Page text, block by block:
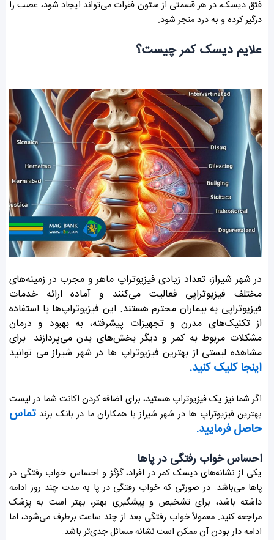
فتق دیسک، در هر قسمتی از ستون فقرات می‌تواند ایجاد شود، عصب را
درگیر کرده و به درد منجر شود.
علایم دیسک کمر چیست؟
در شهر شیراز، تعداد زیادی فیزیوتراپ ماهر و مجرب در زمینه‌های
مختلف فیزیوتراپی فعالیت می‌کنند و آماده ارائه خدمات
فیزیوتراپی به بیماران محترم هستند. این فیزیوتراپ‌ها با استفاده
از تکنیک‌های مدرن و تجهیزات پیشرفته، به بهبود و درمان
مشکلات مربوط به کمر و دیگر بخش‌های بدن می‌پردازند. برای
مشاهده لیستی از بهترین فیزیوتراپ ها در شهر شیراز می توانید
اینجا کلیک کنید.
اگر شما نیز یک فیزیوتراپ هستید، برای اضافه کردن اکانت شما در لیست
بهترین فیزیوتراپ ها در شهر شیراز با همکاران ما در بانک برندتماس
حاصل فرمایید.
احساس خواب رفتگی در پاها
یکی از نشانه‌های دیسک کمر در افراد، گزگز و احساس خواب رفتگی در
پاها می‌باشد. در صورتی که خواب رفتگی در پا به مدت چند روز ادامه
داشته باشد، برای تشخیص و پیشگیری بهتر، بهتر است به پزشک
مراجعه کنید. معمولاً خواب رفتگی بعد از چند ساعت برطرف می‌شود، اما
ادامه دار بودن آن ممکن است نشانه مسائل جدی‌تر باشد.